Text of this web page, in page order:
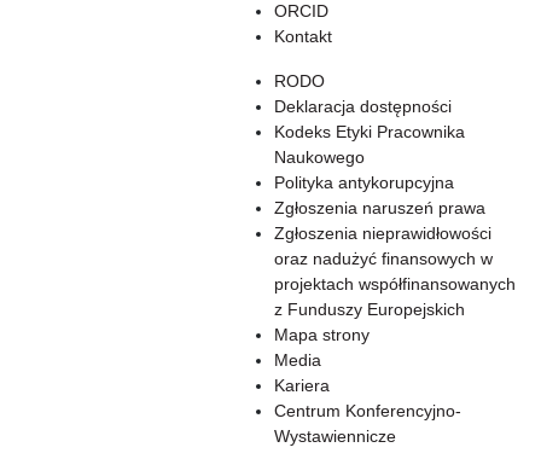
ORCID
Kontakt
RODO
Deklaracja dostępności
Kodeks Etyki Pracownika
Naukowego
Polityka antykorupcyjna
Zgłoszenia naruszeń prawa
Zgłoszenia nieprawidłowości
oraz nadużyć finansowych w
projektach współfinansowanych
z Funduszy Europejskich
Mapa strony
Media
Kariera
Centrum Konferencyjno-
Wystawiennicze